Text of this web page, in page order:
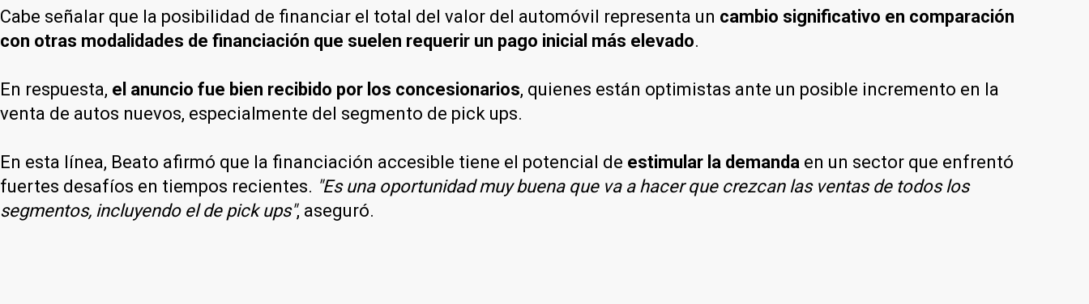
Cabe señalar que la posibilidad de financiar el total del valor del automóvil representa un cambio significativo en comparación
con otras modalidades de financiación que suelen requerir un pago inicial más elevado.
En respuesta, el anuncio fue bien recibido por los concesionarios, quienes están optimistas ante un posible incremento en la
venta de autos nuevos, especialmente del segmento de pick ups.
En esta línea, Beato afirmó que la financiación accesible tiene el potencial de estimular la demanda en un sector que enfrentó
fuertes desafíos en tiempos recientes. "Es una oportunidad muy buena que va a hacer que crezcan las ventas de todos los
segmentos, incluyendo el de pick ups", aseguró.